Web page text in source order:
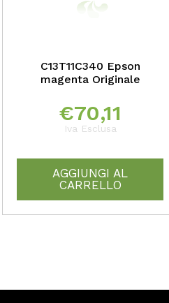
C13T11C340 Epson
magenta Originale
€70,11
Iva Esclusa
AGGIUNGI AL
CARRELLO